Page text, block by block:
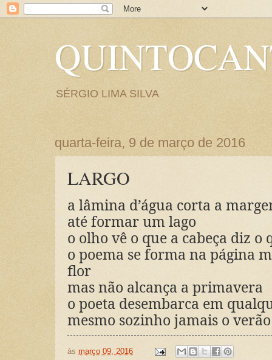
SÉRGIO LIMA SILVA
quarta-feira, 9 de março de 2016
LARGO
a lâmina d’água corta a
até formar um lago
o olho vê o que a cabeça diz o
o poema se forma na página
flor
mas não alcança a primavera
o poeta desembarca em
mesmo sozinho jamais o verão
às março 09, 2016